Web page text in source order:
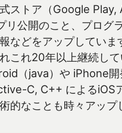
ストア（Google Play,
リ公開のこと、プログ
などをアップしていま
これ20年以上継続し
（java）や iPhone開
C, C++ によるiOS
的なことも時々アップ